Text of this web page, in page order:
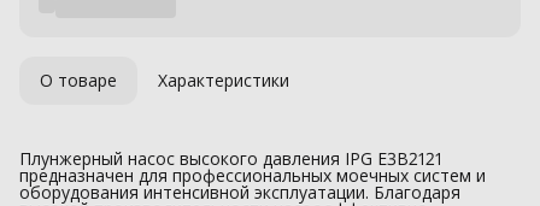
О товаре Характеристики
Плунжерный насос высокого давления IPG E3B2121
предназначен для профессиональных моечных систем и
оборудования интенсивной эксплуатации. Благодаря